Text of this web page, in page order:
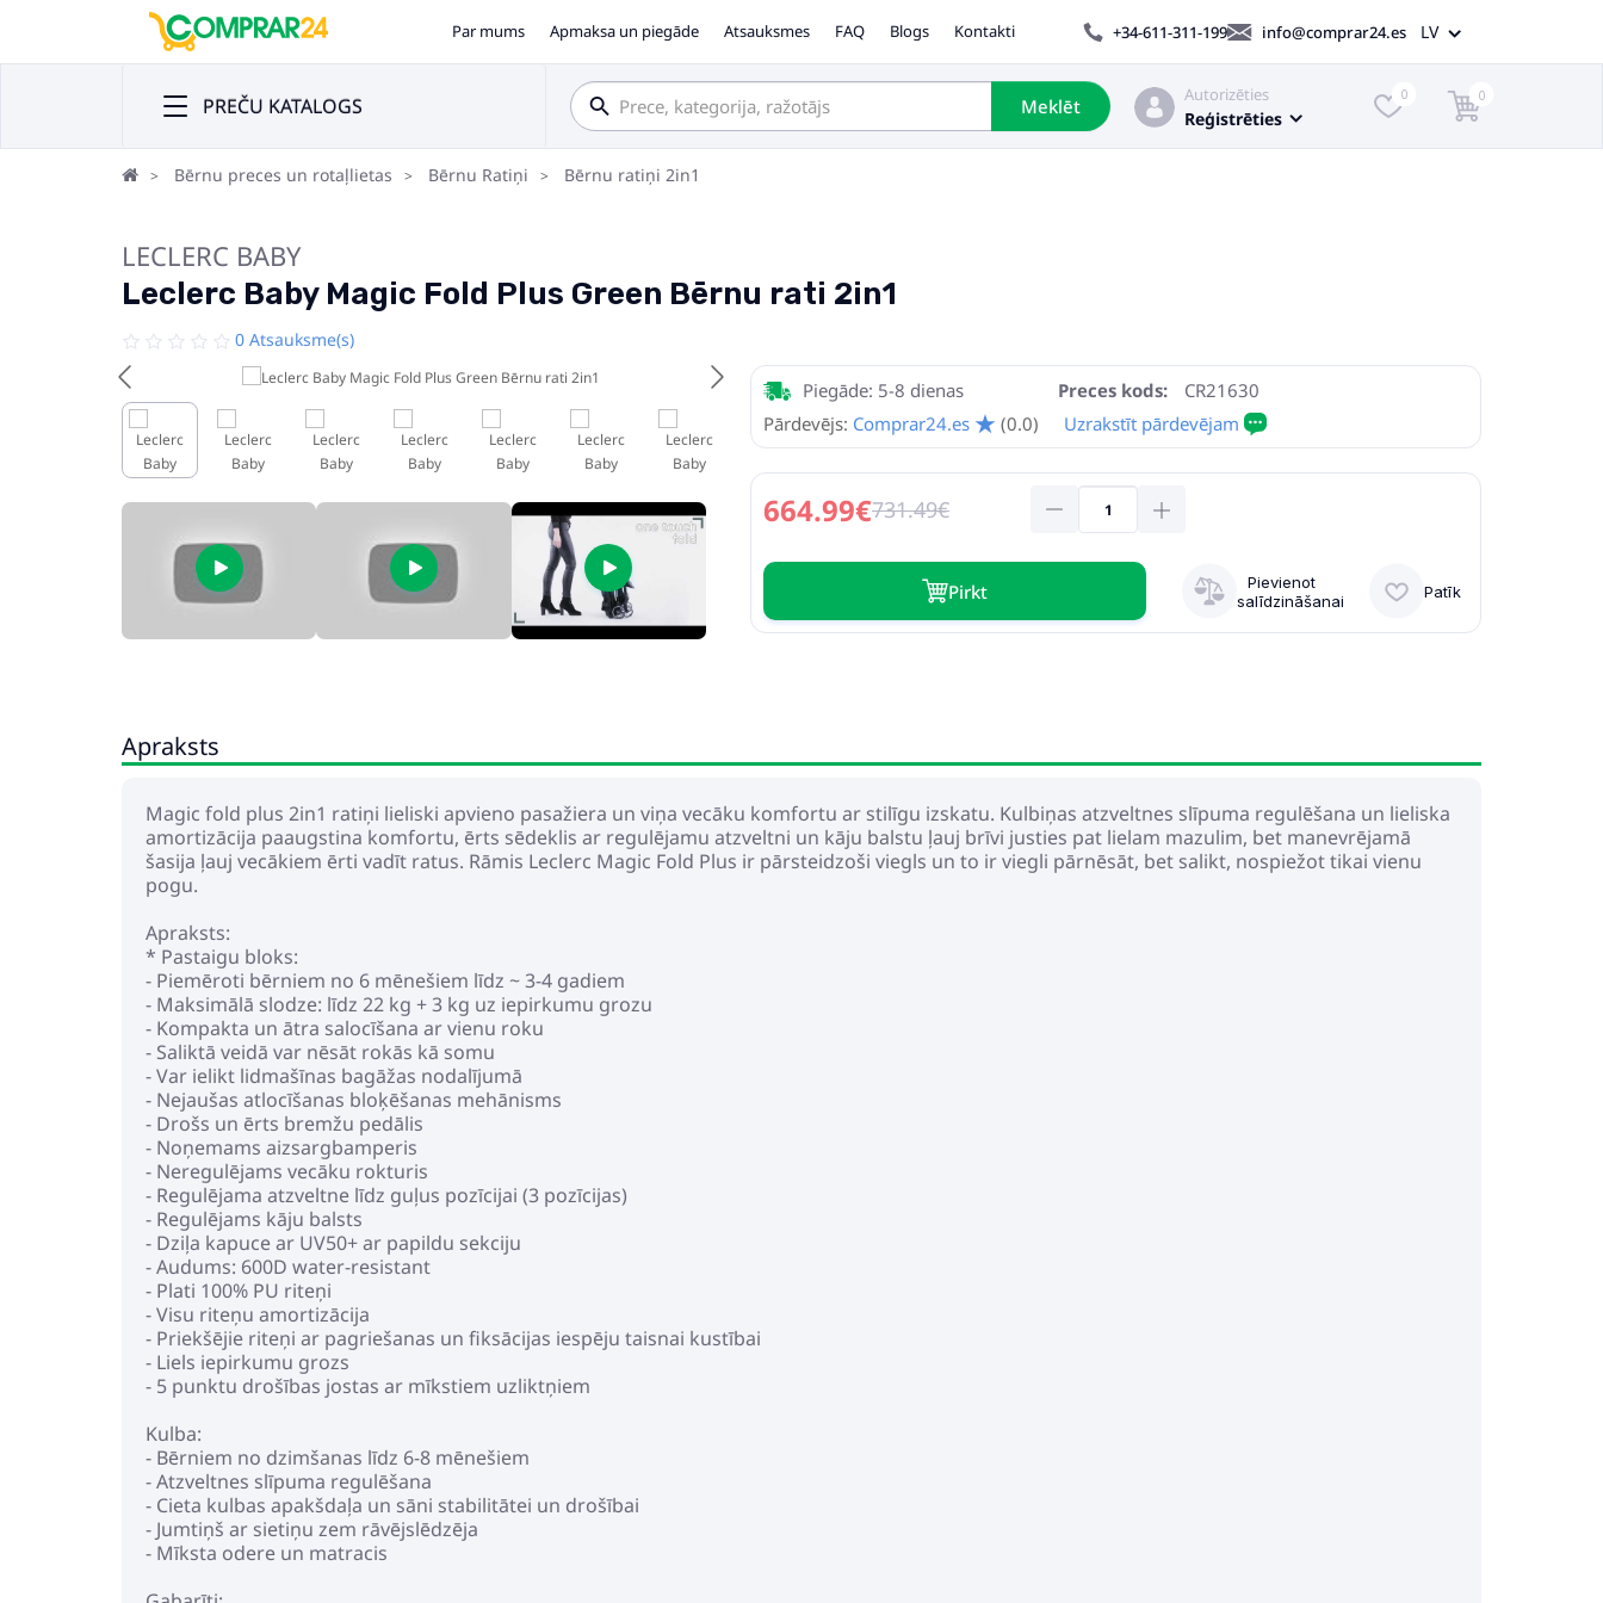
Par mums Apmaksa un piegāde Atsauksmes FAQ Blogs Kontakti +34-611-311-199 info@comprar24.es LV
PREČU KATALOGS Meklēt
Autorizēties
Reģistrēties
0 0
Bērnu preces un rotaļlietas Bērnu Ratiņi Bērnu ratiņi 2in1
LECLERC BABY
Leclerc Baby Magic Fold Plus Green Bērnu rati 2in1
0 Atsauksme(s)
Piegāde: 5-8 dienas Preces kods:
CR21630
Pārdevējs: Comprar24.es (0.0)
664.99€731.49€
Pirkt Patīk
Pievienot
salīdzināšanai
Apraksts
Magic fold plus 2in1 ratiņi lieliski apvieno pasažiera un viņa vecāku komfortu ar stilīgu izskatu. Kulbiņas atzveltnes slīpuma regulēšana un lieliska
amortizācija paaugstina komfortu, ērts sēdeklis ar regulējamu atzveltni un kāju balstu ļauj brīvi justies pat lielam mazulim, bet manevrējamā
šasija ļauj vecākiem ērti vadīt ratus. Rāmis Leclerc Magic Fold Plus ir pārsteidzoši viegls un to ir viegli pārnēsāt, bet salikt, nospiežot tikai vienu
pogu.
Apraksts:
* Pastaigu bloks:
- Piemēroti bērniem no 6 mēnešiem līdz ~ 3-4 gadiem
- Maksimālā slodze: līdz 22 kg + 3 kg uz iepirkumu grozu
- Kompakta un ātra salocīšana ar vienu roku
- Saliktā veidā var nēsāt rokās kā somu
- Var ielikt lidmašīnas bagāžas nodalījumā
- Nejaušas atlocīšanas bloķēšanas mehānisms
- Drošs un ērts bremžu pedālis
- Noņemams aizsargbamperis
- Neregulējams vecāku rokturis
- Regulējama atzveltne līdz guļus pozīcijai (3 pozīcijas)
- Regulējams kāju balsts
- Dziļa kapuce ar UV50+ ar papildu sekciju
- Audums: 600D water-resistant
- Plati 100% PU riteņi
- Visu riteņu amortizācija
- Priekšējie riteņi ar pagriešanas un fiksācijas iespēju taisnai kustībai
- Liels iepirkumu grozs
- 5 punktu drošības jostas ar mīkstiem uzliktņiem
Kulba:
- Bērniem no dzimšanas līdz 6-8 mēnešiem
- Atzveltnes slīpuma regulēšana
- Cieta kulbas apakšdaļa un sāni stabilitātei un drošībai
- Jumtiņš ar sietiņu zem rāvējslēdzēja
- Mīksta odere un matracis